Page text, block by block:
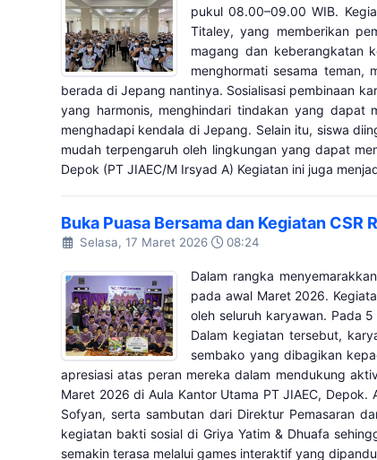
pukul 08.00–09.00 WIB.
Titaley, yang memberikan
magang dan keberangkatan
menghormati sesama teman,
berada di Jepang nantinya. Sosialisasi pembinaan
yang harmonis, menghindari tindakan yang dapat
menghadapi kendala di Jepang. Selain itu, siswa
mudah terpengaruh oleh lingkungan yang dapat
Depok (PT JIAEC/M Irsyad A) Kegiatan ini juga
Buka Puasa Bersama dan Kegiatan CSR
Selasa, 17 Maret 2026 08:24
Dalam rangka
pada awal Maret 2026.
oleh seluruh karyawan. Pada
Dalam kegiatan tersebut,
sembako yang dibagikan
apresiasi atas peran mereka dalam mendukung
Maret 2026 di Aula Kantor Utama PT JIAEC,
Sofyan, serta sambutan dari Direktur Pemasaran
kegiatan bakti sosial di Griya Yatim & Dhuafa
semakin terasa melalui games interaktif yang